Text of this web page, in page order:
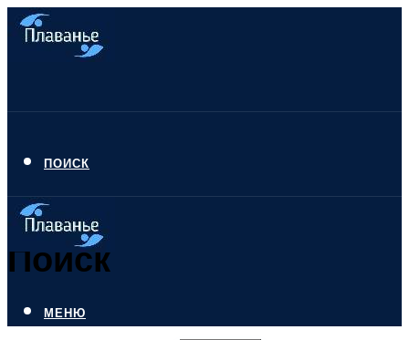
ПОИСК
Поиск
МЕНЮ